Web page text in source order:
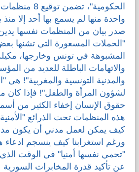
الحكومية"،
واحدة منها لم يسمع بها أحد إلا
صدر بيان من المنظمات نفسها
"الحملات المسعورة التي تشنها
المشبوهة في تونس وخارجها،
والاتهامات الباطلة للعديد من
والمدنية التونسية والمغربية"! هي
لشؤون المرأة والطفل"! فإذا كان
حقوق الإنسان إخفاء الكثير من
هذه المنظمات تحت الذرائع
كيف يمكن لعمل مدني أن يكون
ورغم استغرابنا كيف ينسجم ادعاء
"تحمي نفسها أمنيا" في الوقت الذي
عن تأكيد قدرة المخابرات